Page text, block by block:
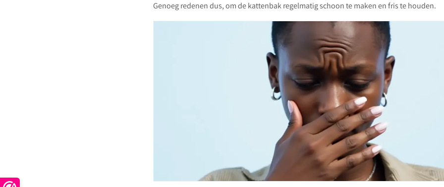
Genoeg redenen dus, om de kattenbak regelmatig schoon te maken en fris te houden.